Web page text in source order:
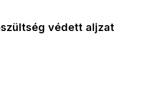
védett aljzat